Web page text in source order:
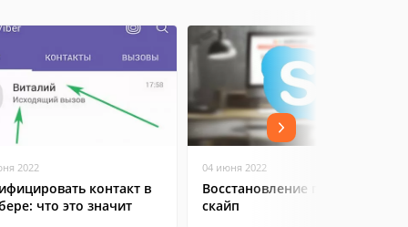
2022
контакт в
что это значит
04 июня 2022
Восстановление пароля
скайп